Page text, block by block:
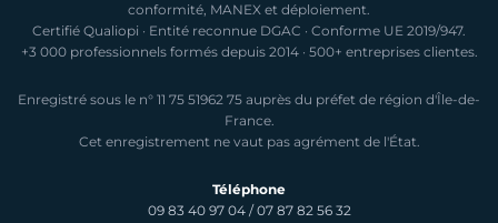
conformité, MANEX et déploiement.
Certifié Qualiopi · Entité reconnue DGAC · Conforme UE 2019/947.
+3 000 professionnels formés depuis 2014 · 500+ entreprises clientes.
Enregistré sous le n° 11 75 51962 75 auprès du préfet de région d'Île-de-
France.
Cet enregistrement ne vaut pas agrément de l'État.
Téléphone
09 83 40 97 04 /07 87 82 56 32